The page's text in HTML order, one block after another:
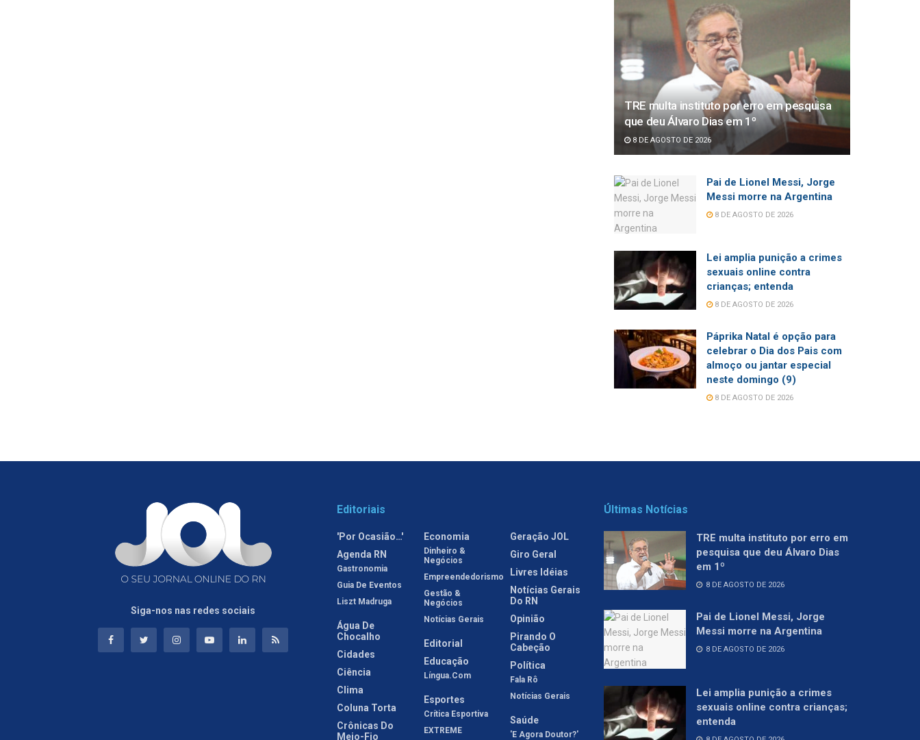
TRE multa instituto por erro em pesquisa
que deu Álvaro Dias em 1º
8 DE AGOSTO DE 2026
Pai de Lionel Messi, Jorge
Messi morre na Argentina
8 DE AGOSTO DE 2026
Lei amplia punição a crimes
sexuais online contra
crianças; entenda
8 DE AGOSTO DE 2026
Páprika Natal é opção para
celebrar o Dia dos Pais com
almoço ou jantar especial
neste domingo (9)
8 DE AGOSTO DE 2026
Siga-nos nas redes sociais
Editoriais
'Por Ocasião…'
Agenda RN
Gastronomia
Guia De Eventos
Liszt Madruga
Água De
Chocalho
Cidades
Ciência
Clima
Coluna Torta
Crônicas Do
Meio-Fio
Economia
Dinheiro &
Negócios
Empreendedorismo
Gestão &
Negócios
Notícias Gerais
Editorial
Educação
Língua.com
Esportes
Crítica Esportiva
EXTREME
Geração JOL
Giro Geral
Livres Idéias
Notícias Gerais
Do RN
Opinião
Pirando O
Cabeção
Política
Fala Rô
Notícias Gerais
Saúde
'E Agora Doutor?'
Últimas Notícias
TRE multa instituto por erro em
pesquisa que deu Álvaro Dias
em 1º
8 DE AGOSTO DE 2026
Pai de Lionel Messi, Jorge
Messi morre na Argentina
8 DE AGOSTO DE 2026
Lei amplia punição a crimes
sexuais online contra crianças;
entenda